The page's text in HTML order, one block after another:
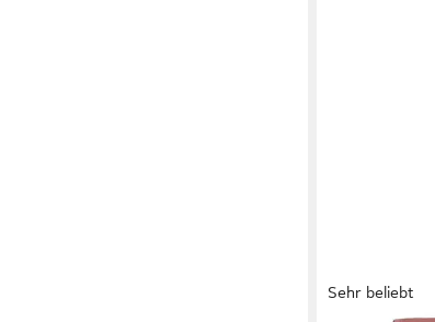
Sehr beliebt